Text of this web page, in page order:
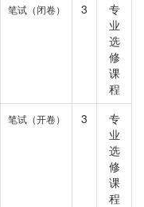
笔试（闭卷） 3
专
业
选
修
课
程
笔试（开卷） 3
专
业
选
修
课
程